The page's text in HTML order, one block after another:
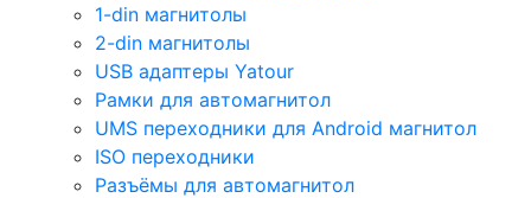
1-din магнитолы
2-din магнитолы
USB адаптеры Yatour
Рамки для автомагнитол
UMS переходники для Android магнитол
ISO переходники
Разъёмы для автомагнитол